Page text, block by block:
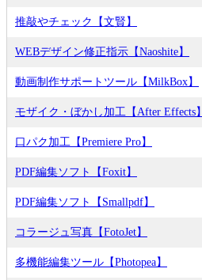
推敲やチェック【文賢】
WEBデザイン修正指示【Naoshite】
動画制作サポートツール【MilkBox】
モザイク・ぼかし加工【After Effects】
口パク加工【Premiere Pro】
PDF編集ソフト【Foxit】
PDF編集ソフト【Smallpdf】
コラージュ写真【FotoJet】
多機能編集ツール【Photopea】